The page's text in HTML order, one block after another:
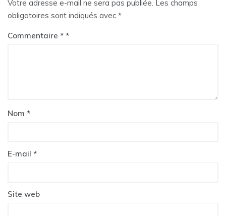
Votre adresse e-mail ne sera pas publiée. Les champs
obligatoires sont indiqués avec *
Commentaire *
Nom *
E-mail *
Site web